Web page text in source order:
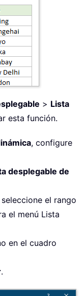
> Lista
esta función.
, configure
desplegable de
seleccione el rango
el menú Lista
en el cuadro
.